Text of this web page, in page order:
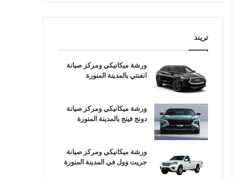
تريند
ورشة ميكانيكي ومركز صيانة
انفنتي بالمدينة المنورة
ورشة ميكانيكي ومركز صيانة
دونج فينج بالمدينة المنورة
ورشة ميكانيكي ومركز صيانة
جريت وول في المدينة المنورة